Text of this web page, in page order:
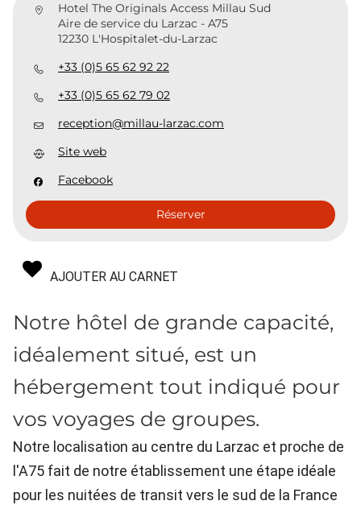
Hotel The Originals Access Millau Sud
Aire de service du Larzac - A75
12230 L'Hospitalet-du-Larzac
+33 (0)5 65 62 92 22
+33 (0)5 65 62 79 02
reception@millau-larzac.com
Site web
Facebook
Réserver
AJOUTER AU CARNET
Notre hôtel de grande capacité,
idéalement situé, est un
hébergement tout indiqué pour
vos voyages de groupes.
Notre localisation au centre du Larzac et proche de
l'A75 fait de notre établissement une étape idéale
pour les nuitées de transit vers le sud de la France